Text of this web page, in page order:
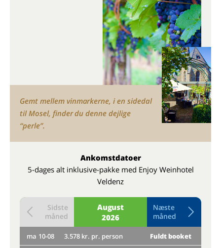
Gemt mellem vinmarkerne, i en sidedal
til Mosel, finder du denne dejlige
“perle”.
Ankomstdatoer
5-dages alt inklusive-pakke med Enjoy Weinhotel
Veldenz
August
2026
Sidste
måned
Næste
måned
ma 10-08 3.578 kr. pr. person Fuldt booket